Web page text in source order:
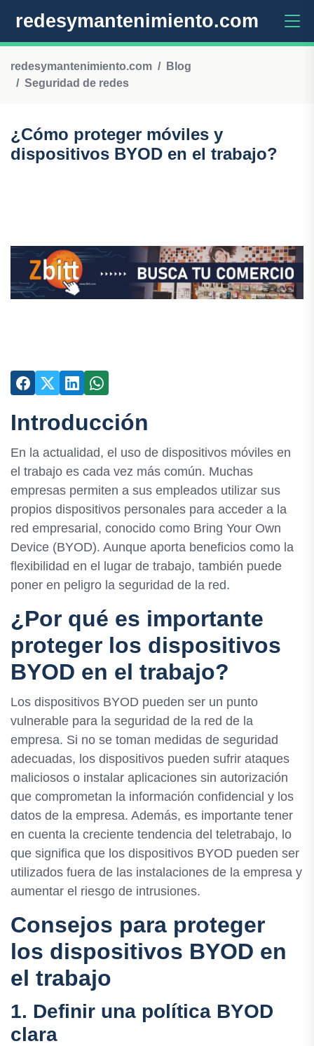
redesymantenimiento.com
redesymantenimiento.com
Blog
Seguridad de redes
¿Cómo proteger móviles y
dispositivos BYOD en el trabajo?
Introducción
En la actualidad, el uso de dispositivos móviles en
el trabajo es cada vez más común. Muchas
empresas permiten a sus empleados utilizar sus
propios dispositivos personales para acceder a la
red empresarial, conocido como Bring Your Own
Device (BYOD). Aunque aporta beneficios como la
flexibilidad en el lugar de trabajo, también puede
poner en peligro la seguridad de la red.
¿Por qué es importante
proteger los dispositivos
BYOD en el trabajo?
Los dispositivos BYOD pueden ser un punto
vulnerable para la seguridad de la red de la
empresa. Si no se toman medidas de seguridad
adecuadas, los dispositivos pueden sufrir ataques
maliciosos o instalar aplicaciones sin autorización
que comprometan la información confidencial y los
datos de la empresa. Además, es importante tener
en cuenta la creciente tendencia del teletrabajo, lo
que significa que los dispositivos BYOD pueden ser
utilizados fuera de las instalaciones de la empresa y
aumentar el riesgo de intrusiones.
Consejos para proteger
los dispositivos BYOD en
el trabajo
1. Definir una política BYOD
clara